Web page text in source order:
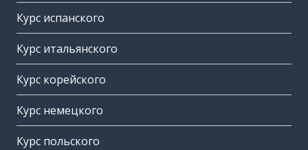
Курс испанского
Курс итальянского
Курс корейского
Курс немецкого
Курс польского